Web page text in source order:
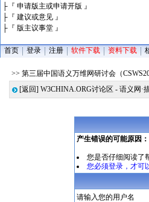
├ 『 申请版主或申请开版 』
├ 『 建议或意见 』
├ 『 版主议事堂 』
首页 登录 注册 软件下载 资料下载
>> 第三届中国语义万维网研讨会（
[返回] W3CHINA.ORG讨论区 - 语义网·
产生错误的可能原因：
您是否仔细阅读了
您必须登录，才可
请输入您的用户名